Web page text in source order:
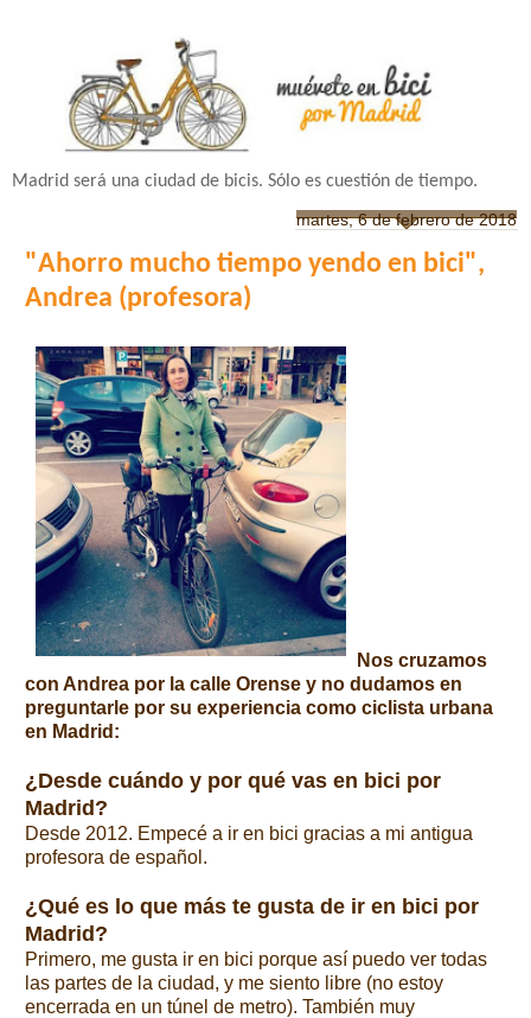
Madrid será una ciudad de bicis. Sólo es cuestión de tiempo.
martes, 6 de febrero de 2018
"Ahorro mucho tiempo yendo en bici",
Andrea (profesora)
Nos cruzamos
con Andrea por la calle Orense y no dudamos en
preguntarle por su experiencia como ciclista urbana
en Madrid:
¿Desde cuándo y por qué vas en bici por
Madrid?
Desde 2012. Empecé a ir en bici gracias a mi antigua
profesora de español.
¿Qué es lo que más te gusta de ir en bici por
Madrid?
Primero, me gusta ir en bici porque así puedo ver todas
las partes de la ciudad, y me siento libre (no estoy
encerrada en un túnel de metro). También muy